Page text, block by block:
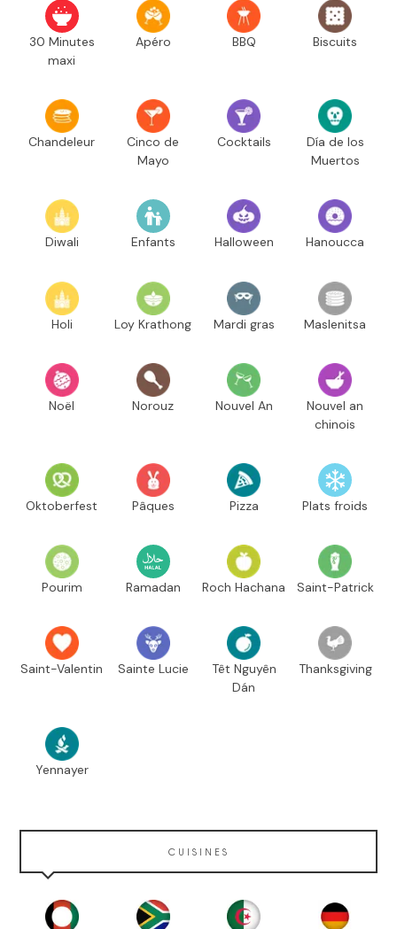
30 Minutes
maxi
Apéro BBQ Biscuits
Chandeleur
Cinco de
Mayo
Cocktails
Día de los
Muertos
Diwali Enfants Halloween Hanoucca
Holi Loy Krathong Mardi gras Maslenitsa
Noël Norouz Nouvel An
Nouvel an
chinois
Oktoberfest Pâques Pizza Plats froids
Pourim Ramadan Roch Hachana Saint-Patrick
Saint-Valentin Sainte Lucie
Têt Nguyên
Dán
Thanksgiving
Yennayer
CUISINES